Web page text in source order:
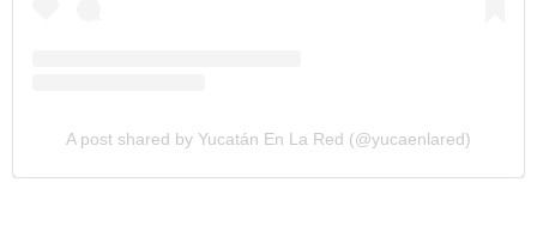
A post shared by Yucatán En La Red (@yucaenlared)